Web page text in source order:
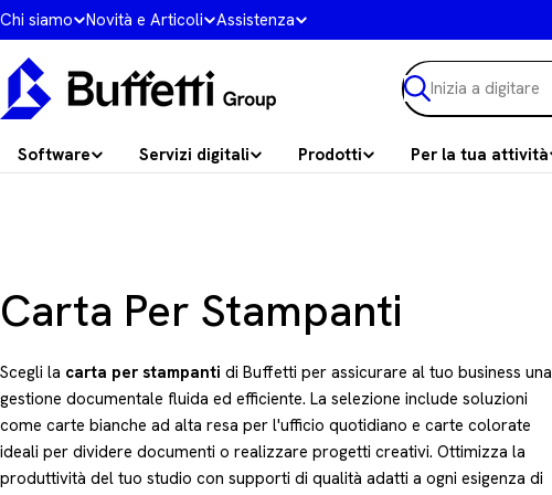
Vai
al
contenuto
Chi siamo Novità e Articoli Assistenza
Ricerca
Software Servizi digitali Prodotti Per la tua attività
C
o
l
l
Carta Per Stampanti
Scegli la carta per stampanti di Buffetti per assicurare al tuo business una
gestione documentale fluida ed efficiente. La selezione include soluzioni
come carte bianche ad alta resa per l'ufficio quotidiano e carte colorate
ideali per dividere documenti o realizzare progetti creativi. Ottimizza la
produttività del tuo studio con supporti di qualità adatti a ogni esigenza di